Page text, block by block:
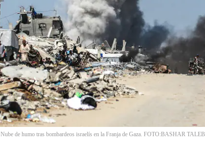
Nube de humo tras bombardeos israelís en la Franja de Gaza. FOTO:BASHAR